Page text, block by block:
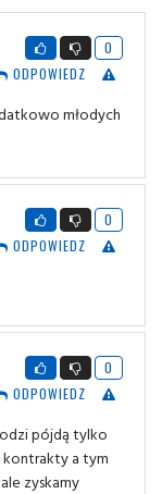
0
ODPOWIEDZ
młodych
0
ODPOWIEDZ
0
ODPOWIEDZ
pójdą tylko
kontrakty a tym
zyskamy